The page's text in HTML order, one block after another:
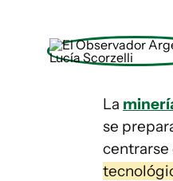
La
se
centrarse